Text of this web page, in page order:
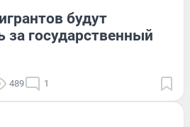
будут
за государственный
489 1